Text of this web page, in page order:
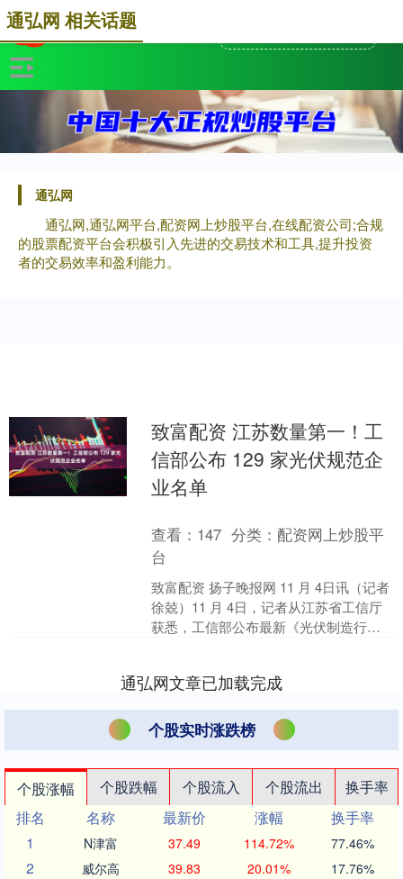
通弘网
通弘网,通弘网平台,配资网上炒股平台,在线配资公司;合规
的股票配资平台会积极引入先进的交易技术和工具,提升投资
者的交易效率和盈利能力。
通弘网 相关话题
致富配资 江苏数量第一！工
信部公布 129 家光伏规范企
业名单
查看： 147 分类：配资网上炒股平
台
致富配资 扬子晚报网 11 月 4日讯（记者
徐兢）11 月 4日，记者从江苏省工信厅
获悉，工信部公布最新《光伏制造行业
通弘网文章已加载完成
个股实时涨跌榜
个股涨幅 个股跌幅 个股流入 个股流出
换手率
排名
名称 最新价 涨幅
换手率
1
N津富 37.49 114.72% 77.46%
2 威尔高 39.83 20.01% 17.76%